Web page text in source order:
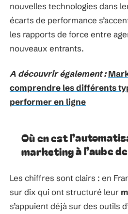
nouvelles technologies dans
écarts de performance
les rapports de force entre
nouveaux entrants.
A découvrir également :
comprendre les différents
performer en ligne
Où en est
marketing à l’aube
Les chiffres sont clairs : en
sur dix qui ont structuré leur
s’appuient déjà sur des outils